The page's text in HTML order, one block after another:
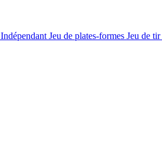
Indépendant Jeu de plates-formes Jeu de tir